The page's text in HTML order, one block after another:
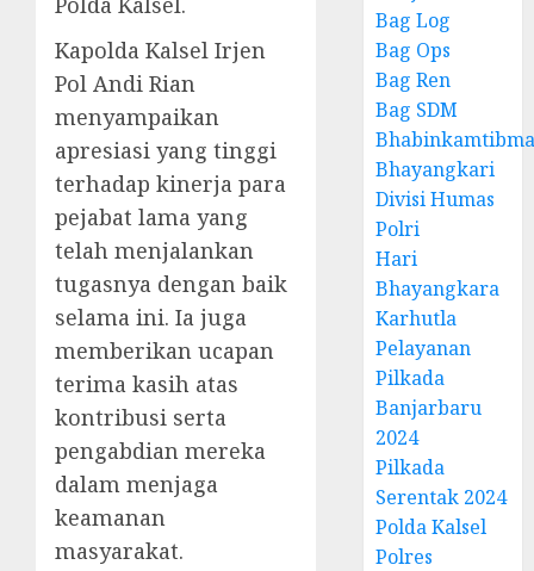
Kapolda Kalsel Irjen
Pol Andi Rian
menyampaikan
apresiasi yang tinggi
terhadap kinerja para
pejabat lama yang
telah menjalankan
tugasnya dengan baik
selama ini. Ia juga
memberikan ucapan
terima kasih atas
kontribusi serta
pengabdian mereka
dalam menjaga
keamanan
masyarakat.
Bag Log
Bag Ops
Bag Ren
Bag SDM
Bhayangkari
Divisi Humas
Polri
Hari
Bhayangkara
Karhutla
Pelayanan
Pilkada
Banjarbaru
2024
Pilkada
Serentak 2024
Polda Kalsel
Polres